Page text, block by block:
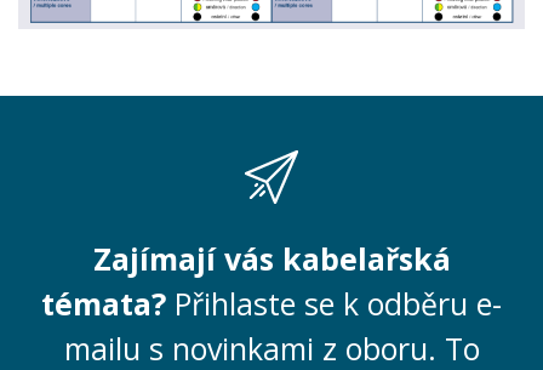
Zajímají vás kabelařská
témata? Přihlaste se k odběru e-
mailu s novinkami z oboru. To